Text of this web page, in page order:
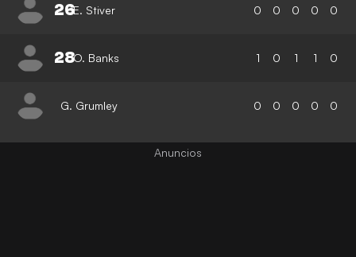
26E. Stiver 0 0 0 0 0
28O. Banks 1 0 1 1 0
G. Grumley 0 0 0 0 0